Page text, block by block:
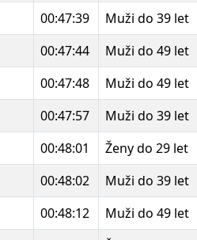
00:47:39 Muži do 39 let
00:47:44 Muži do 49 let
00:47:48 Muži do 49 let
00:47:57 Muži do 39 let
00:48:01 Ženy do 29 let
00:48:02 Muži do 39 let
00:48:12 Muži do 49 let